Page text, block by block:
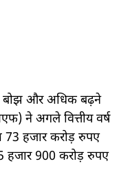
बोझ और अधिक बढ़ने
ने अगले वित्तीय वर्ष
73 हजार करोड़ रुपए
हजार 900 करोड़ रुपए